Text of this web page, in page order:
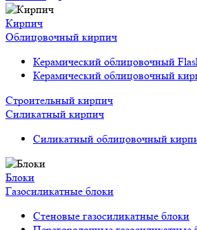
Кирпич
Облицовочный кирпич
Керамический облицовочный
Керамический облицовочный
Строительный кирпич
Силикатный кирпич
Силикатный облицовочный
Блоки
Газосиликатные блоки
Стеновые газосиликатные блоки